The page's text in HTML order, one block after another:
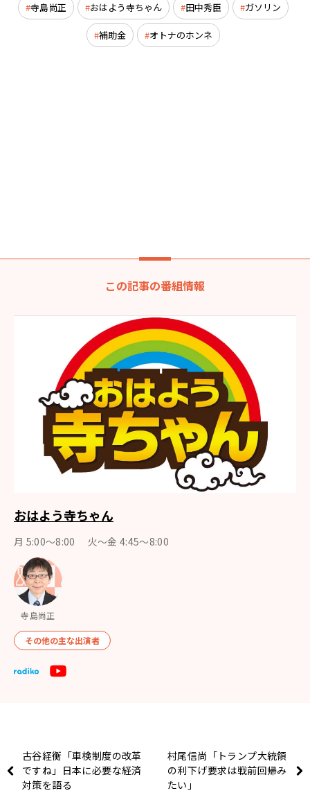
寺島尚正 おはよう寺ちゃん 田中秀臣 ガソリン
補助金 オトナのホンネ
この記事の番組情報
おはよう寺ちゃん
月 5:00～8:00 火～金 4:45～8:00
寺島尚正
その他の主な出演者
古谷経衡「車検制度の改革
ですね」日本に必要な経済
対策を語る
村尾信尚「トランプ大統領
の利下げ要求は戦前回帰み
たい」